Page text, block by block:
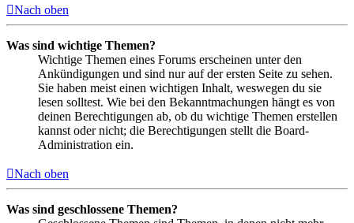
Nach oben
Was sind wichtige Themen?
Wichtige Themen eines Forums erscheinen unter den
Ankündigungen und sind nur auf der ersten Seite zu sehen.
Sie haben meist einen wichtigen Inhalt, weswegen du sie
lesen solltest. Wie bei den Bekanntmachungen hängt es von
deinen Berechtigungen ab, ob du wichtige Themen erstellen
kannst oder nicht; die Berechtigungen stellt die Board-
Administration ein.
Nach oben
Was sind geschlossene Themen?